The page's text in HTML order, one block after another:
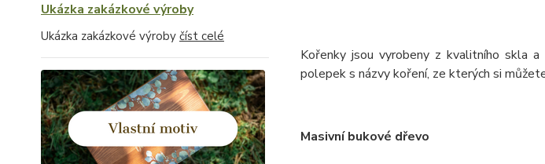
Ukázka zakázkové výroby
Ukázka zakázkové výroby číst celé
Kořenky jsou vyrobeny z kvalitního skla
polepek s názvy koření, ze kterých si
Masivní bukové dřevo